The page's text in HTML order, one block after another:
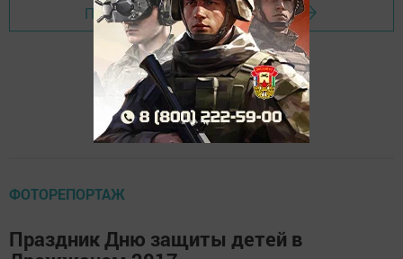
Перейти на страницу новости
ФОТОРЕПОРТАЖ
Праздник Дню защиты детей в